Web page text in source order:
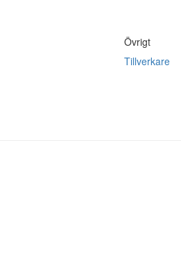
Övrigt
Tillverkare